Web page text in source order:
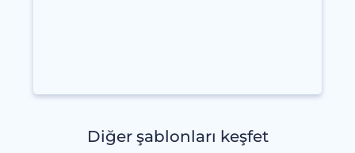
Diğer şablonları keşfet